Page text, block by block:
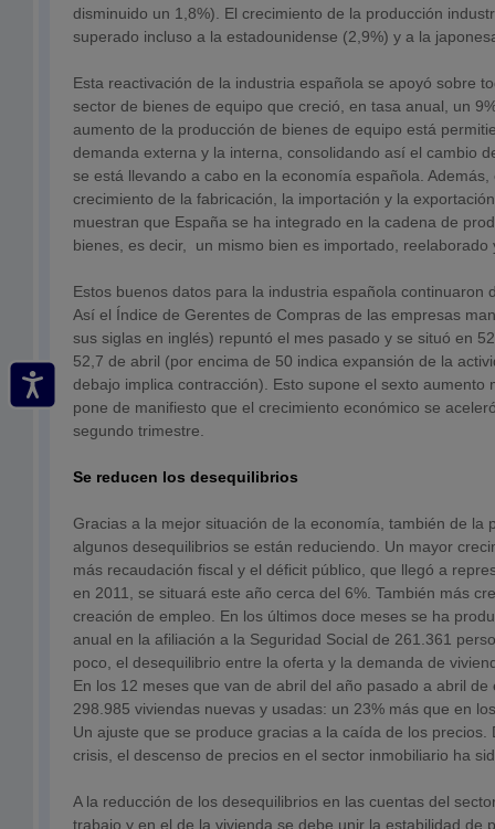
disminuido un 1,8%). El crecimiento de la producción
superado incluso a la estadounidense (2,9%) y a la
Esta reactivación de la industria española se apoyó sobre
sector de bienes de equipo que creció, en tasa anual, un
aumento de la producción de bienes de equipo está
demanda externa y la interna, consolidando así el cambio
se está llevando a cabo en la economía española. Además,
crecimiento de la fabricación, la importación y la
muestran que España se ha integrado en la cadena de
bienes, es decir, un mismo bien es importado, reelaborado
Estos buenos datos para la industria española continuaron
Así el Índice de Gerentes de Compras de las empresas
sus siglas en inglés) repuntó el mes pasado y se situó en
52,7 de abril (por encima de 50 indica expansión de la
debajo implica contracción). Esto supone el sexto aumento
pone de manifiesto que el crecimiento económico se
segundo trimestre.
Se reducen los desequilibrios
Gracias a la mejor situación de la economía, también de la
algunos desequilibrios se están reduciendo. Un mayor
más recaudación fiscal y el déficit público, que llegó a
en 2011, se situará este año cerca del 6%. También más
creación de empleo. En los últimos doce meses se ha
anual en la afiliación a la Seguridad Social de 261.361
poco, el desequilibrio entre la oferta y la demanda de
En los 12 meses que van de abril del año pasado a abril
298.985 viviendas nuevas y usadas: un 23% más que en
Un ajuste que se produce gracias a la caída de los precios.
crisis, el descenso de precios en el sector inmobiliario ha
A la reducción de los desequilibrios en las cuentas del
trabajo y en el de la vivienda se debe unir la estabilidad de